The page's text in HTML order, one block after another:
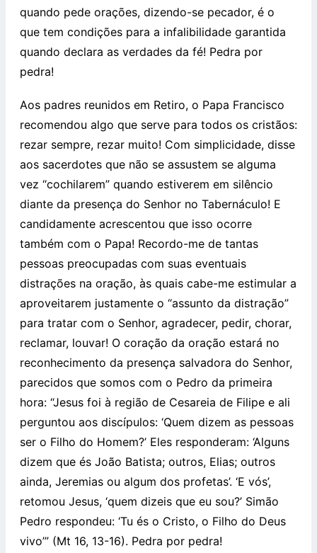
quando pede orações, dizendo-se pecador, é o
que tem condições para a infalibilidade garantida
quando declara as verdades da fé! Pedra por
pedra!
Aos padres reunidos em Retiro, o Papa Francisco
recomendou algo que serve para todos os cristãos:
rezar sempre, rezar muito! Com simplicidade, disse
aos sacerdotes que não se assustem se alguma
vez “cochilarem” quando estiverem em silêncio
diante da presença do Senhor no Tabernáculo! E
candidamente acrescentou que isso ocorre
também com o Papa! Recordo-me de tantas
pessoas preocupadas com suas eventuais
distrações na oração, às quais cabe-me estimular a
aproveitarem justamente o “assunto da distração”
para tratar com o Senhor, agradecer, pedir, chorar,
reclamar, louvar! O coração da oração estará no
reconhecimento da presença salvadora do Senhor,
parecidos que somos com o Pedro da primeira
hora: “Jesus foi à região de Cesareia de Filipe e ali
perguntou aos discípulos: ‘Quem dizem as pessoas
ser o Filho do Homem?’ Eles responderam: ‘Alguns
dizem que és João Batista; outros, Elias; outros
ainda, Jeremias ou algum dos profetas’. ‘E vós’,
retomou Jesus, ‘quem dizeis que eu sou?’ Simão
Pedro respondeu: ‘Tu és o Cristo, o Filho do Deus
vivo’” (Mt 16, 13-16). Pedra por pedra!